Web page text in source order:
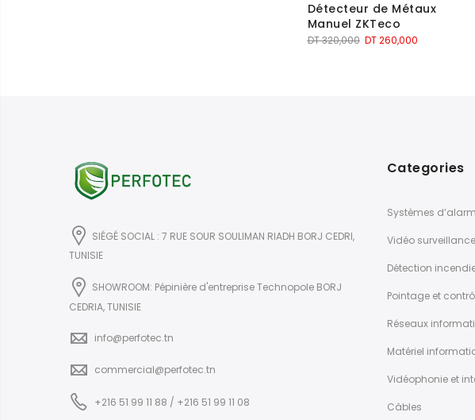
Détecteur de Métaux
Manuel ZKTeco
DT320,000 Le
DT260,000Le
SIÉGÉ SOCIAL : 7 RUE SOUR SOULIMAN RIADH BORJ CEDRI,
TUNISIE
SHOWROOM: Pépinière d'entreprise Technopole BORJ
CEDRIA, TUNISIE
info@perfotec.tn
commercial@perfotec.tn
+216 51 99 11 88 / +216 51 99 11 08
Categories
Systèmes
Vidéo surveillance
Détection
Pointage et
Réseaux
Matériel
Vidéophonie et
Câbles